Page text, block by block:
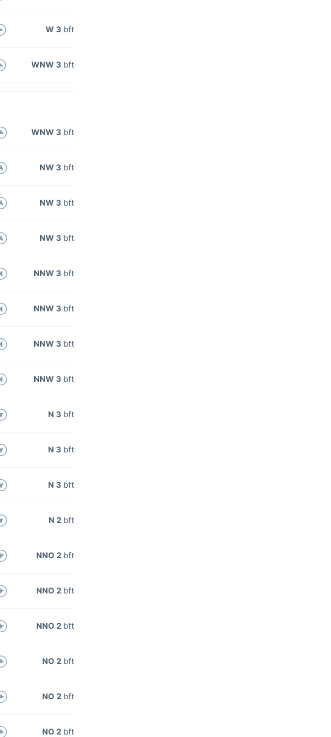
W 3 bft
WNW 3 bft
WNW 3 bft
NW 3 bft
NW 3 bft
NW 3 bft
NNW 3 bft
NNW 3 bft
NNW 3 bft
NNW 3 bft
N 3 bft
N 3 bft
N 3 bft
N 2 bft
NNO 2 bft
NNO 2 bft
NNO 2 bft
NO 2 bft
NO 2 bft
NO 2 bft